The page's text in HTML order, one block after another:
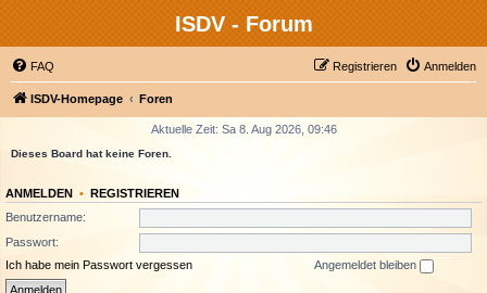
ISDV - Forum
FAQ Anmelden
Registrieren
ISDV-Homepage Foren
Aktuelle Zeit: Sa 8. Aug 2026, 09:46
Dieses Board hat keine Foren.
ANMELDEN • REGISTRIEREN
Benutzername:
Passwort:
Ich habe mein Passwort vergessen
Angemeldet bleiben